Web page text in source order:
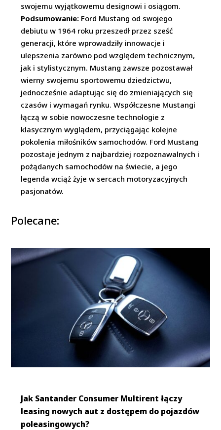
swojemu wyjątkowemu designowi i osiągom.
Podsumowanie: Ford Mustang od swojego
debiutu w 1964 roku przeszedł przez sześć
generacji, które wprowadziły innowacje i
ulepszenia zarówno pod względem technicznym,
jak i stylistycznym. Mustang zawsze pozostawał
wierny swojemu sportowemu dziedzictwu,
jednocześnie adaptując się do zmieniających się
czasów i wymagań rynku. Współczesne Mustangi
łączą w sobie nowoczesne technologie z
klasycznym wyglądem, przyciągając kolejne
pokolenia miłośników samochodów. Ford Mustang
pozostaje jednym z najbardziej rozpoznawalnych i
pożądanych samochodów na świecie, a jego
legenda wciąż żyje w sercach motoryzacyjnych
pasjonatów.
Polecane:
Jak Santander Consumer Multirent łączy
leasing nowych aut z dostępem do pojazdów
poleasingowych?